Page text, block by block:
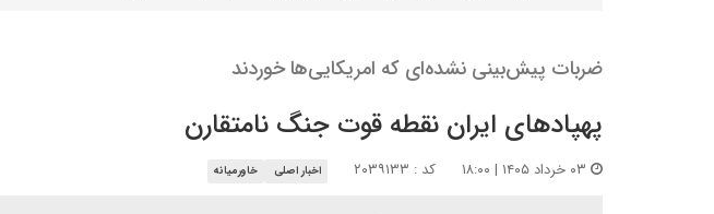
ضربات پیش‌بینی نشده‌ای که امریکایی‌ها خوردند
پهپادهای ایران نقطه قوت جنگ نامتقارن
کد : ۲۰۳۹۱۳۳ اخبار اصلی خاورمیانه